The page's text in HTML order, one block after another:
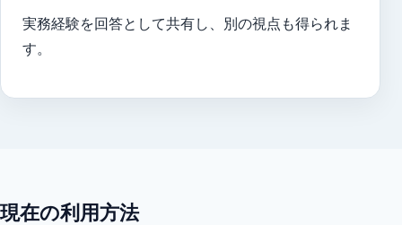
実務経験を回答として共有し、別の視点も得られま
す。
現在の利用方法